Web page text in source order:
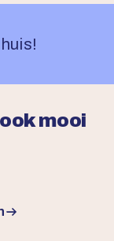
mooi